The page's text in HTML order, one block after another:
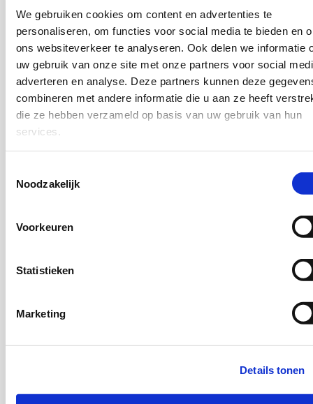
We gebruiken cookies om content en advertenties te
personaliseren, om functies voor social media te bieden en
ons websiteverkeer te analyseren. Ook delen we informatie
uw gebruik van onze site met onze partners voor social
adverteren en analyse. Deze partners kunnen deze
combineren met andere informatie die u aan ze heeft
die ze hebben verzameld op basis van uw gebruik van hun
services.
Noodzakelijk
Voorkeuren
Statistieken
Marketing
Details tonen
Initiatief ‘Common Grounds met
inclusieve werkgevers’ van Campus
Woudhuis
2026
Lees
meer
Gemengde wijken in Breda
2026
Lees
Lees